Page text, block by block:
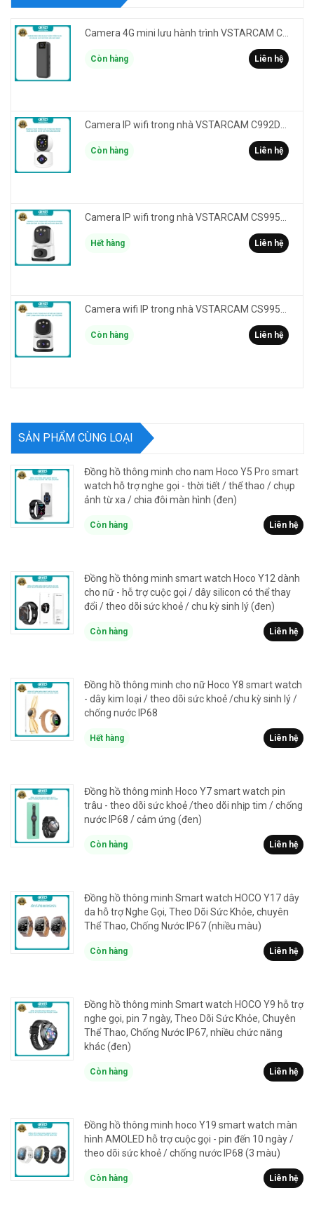
Còn hàng Liên hệ
Camera IP wifi trong nhà VSTARCAM C992DR phân giải HD 2MP 2 màn hình - báo động, đàm thoại, có màu
Còn hàng Liên hệ
Hết hàng Liên hệ
Camera wifi IP trong nhà VSTARCAM CS995DR xem 2 màn hình 6MP FullHD - báo động, đàm thoại, màu ban đêm
Còn hàng Liên hệ
SẢN PHẨM CÙNG LOẠI
Đồng hồ thông minh cho nam Hoco Y5 Pro smart
watch hỗ trợ nghe gọi - thời tiết / thể thao / chụp
ảnh từ xa / chia đôi màn hình (đen)
Còn hàng Liên hệ
Đồng hồ thông minh smart watch Hoco Y12 dành
cho nữ - hỗ trợ cuộc gọi / dây silicon có thể thay
đổi / theo dõi sức khoẻ / chu kỳ sinh lý (đen)
Còn hàng Liên hệ
Đồng hồ thông minh cho nữ Hoco Y8 smart watch
- dây kim loại / theo dõi sức khoẻ /chu kỳ sinh lý /
chống nước IP68
Hết hàng Liên hệ
Đồng hồ thông minh Hoco Y7 smart watch pin
trâu - theo dõi sức khoẻ /theo dõi nhịp tim / chống
nước IP68 / cảm ứng (đen)
Còn hàng Liên hệ
Đồng hồ thông minh Smart watch HOCO Y17 dây
da hỗ trợ Nghe Gọi, Theo Dõi Sức Khỏe, chuyên
Thể Thao, Chống Nước IP67 (nhiều màu)
Còn hàng Liên hệ
Đồng hồ thông minh Smart watch HOCO Y9 hỗ trợ
nghe gọi, pin 7 ngày, Theo Dõi Sức Khỏe, Chuyên
Thể Thao, Chống Nước IP67, nhiều chức năng
khác (đen)
Còn hàng Liên hệ
Đồng hồ thông minh hoco Y19 smart watch màn
hình AMOLED hỗ trợ cuộc gọi - pin đến 10 ngày /
theo dõi sức khoẻ / chống nước IP68 (3 màu)
Còn hàng Liên hệ